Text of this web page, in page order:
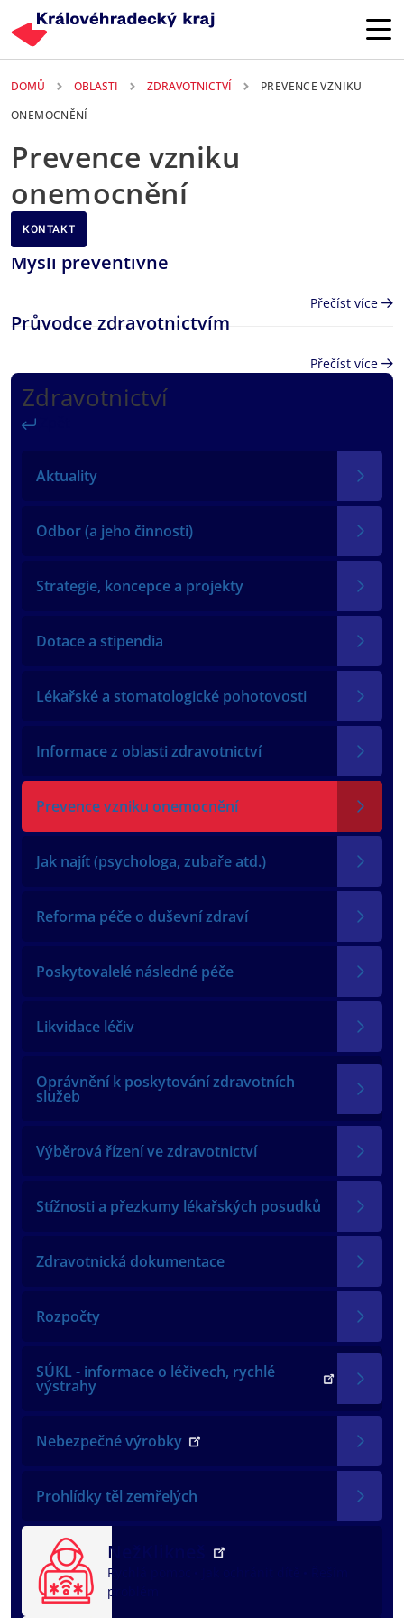
DOMŮ OBLASTI ZDRAVOTNICTVÍ
PREVENCE VZNIKU
ONEMOCNĚNÍ
Prevence vzniku
onemocnění
KONTAKT
Zdravotnictví
Aktuality
Odbor (a jeho činnosti)
Strategie, koncepce a projekty
Dotace a stipendia
Lékařské a stomatologické pohotovosti
Informace z oblasti zdravotnictví
Prevence vzniku onemocnění
Jak najít (psychologa, zubaře atd.)
Reforma péče o duševní zdraví
Poskytovalelé následné péče
Likvidace léčiv
Oprávnění k poskytování zdravotních
služeb
Výběrová řízení ve zdravotnictví
Stížnosti a přezkumy lékařských posudků
Zdravotnická dokumentace
Rozpočty
SÚKL - informace o léčivech, rychlé
výstrahy
Nebezpečné výrobky
Prohlídky těl zemřelých
NežKlikneš
Rychlá pomoc
problém
Mysli preventivně
Přečíst více
Průvodce zdravotnictvím
Přečíst více